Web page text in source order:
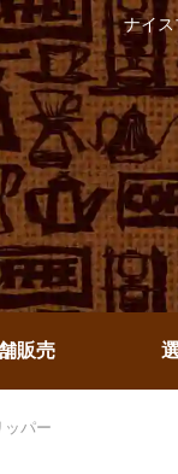
ナイ
販売
ッパー